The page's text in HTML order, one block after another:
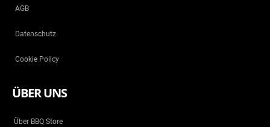
AGB
Datenschutz
Cookie Policy
ÜBER UNS
Über BBQ Store